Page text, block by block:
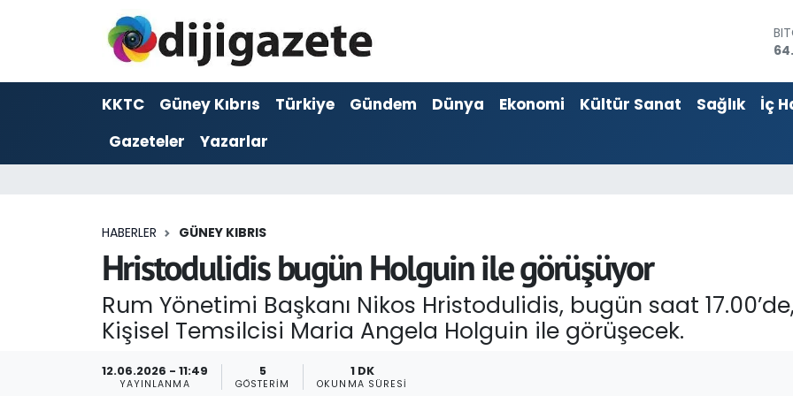
KKTC Güney Kıbrıs Türkiye Gündem Dünya Ekonomi Kültür Sanat Sağlık İç
Gazeteler
Yazarlar
HABERLER GÜNEY KIBRIS
Hristodulidis bugün Holguin ile görüşüyor
Rum Yönetimi Başkanı Nikos Hristodulidis, bugün saat
Kişisel Temsilcisi Maria Angela Holguin ile görüşecek.
12.06.2026 - 11:49
YAYINLANMA
5
GÖSTERIM
1 DK
OKUNMA SÜRESI
ADVERTORIAL
Dijigazete
Foto Galeri
Hava Durumu
Trafik Durumu
Haber Arşivi